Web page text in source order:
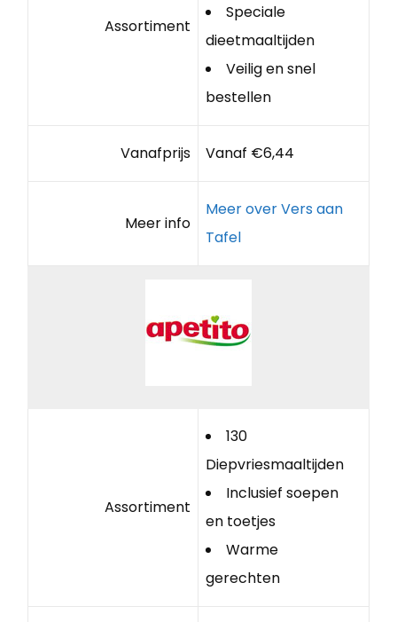
Assortiment
Speciale
dieetmaaltijden
Veilig en snel
bestellen
Vanafprijs Vanaf €6,44
Meer info
Meer over Vers aan
Tafel
Assortiment
130
Diepvriesmaaltijden
Inclusief soepen
en toetjes
Warme
gerechten